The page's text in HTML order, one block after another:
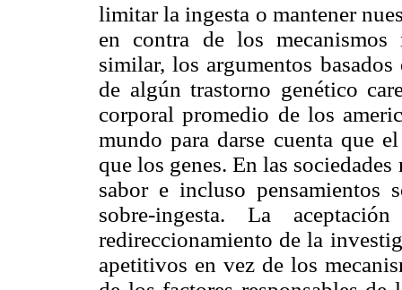
limitar la ingesta o mantener
en contra de los mecanismos
similar, los argumentos
de algún trastorno genético
corporal promedio de los
mundo para darse cuenta que
que los genes. En las
sabor e incluso
sobre-ingesta. La
redireccionamiento de la
apetitivos en vez de los